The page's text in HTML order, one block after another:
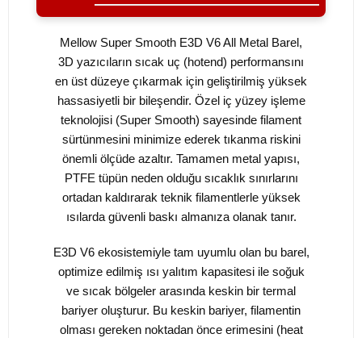
Mellow Super Smooth E3D V6 All Metal Barel,
3D yazıcıların sıcak uç (hotend) performansını
en üst düzeye çıkarmak için geliştirilmiş yüksek
hassasiyetli bir bileşendir. Özel iç yüzey işleme
teknolojisi (Super Smooth) sayesinde filament
sürtünmesini minimize ederek tıkanma riskini
önemli ölçüde azaltır. Tamamen metal yapısı,
PTFE tüpün neden olduğu sıcaklık sınırlarını
ortadan kaldırarak teknik filamentlerle yüksek
ısılarda güvenli baskı almanıza olanak tanır.
E3D V6 ekosistemiyle tam uyumlu olan bu barel,
optimize edilmiş ısı yalıtım kapasitesi ile soğuk
ve sıcak bölgeler arasında keskin bir termal
bariyer oluşturur. Bu keskin bariyer, filamentin
olması gereken noktadan önce erimesini (heat